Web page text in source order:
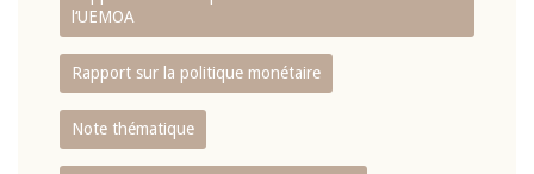
l‘UEMOA
Rapport sur la politique monétaire
Note thématique